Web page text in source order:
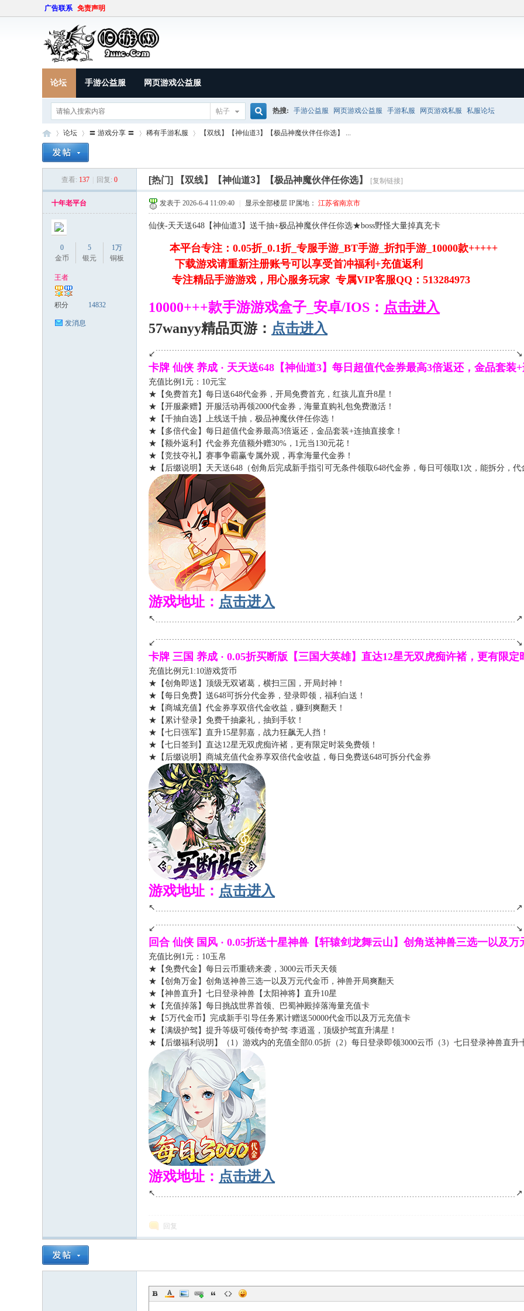
广告联系 免责声明
论坛 手游公益服 网页游戏公益服
帖子
搜
索
热搜: 手游公益服 网页游戏公益服 手游私服 网页游戏私服 私服论坛
论坛 〓 游戏分享 〓 稀有手游私服
›
【双线】【神仙道3】【极品神魔伙伴任你选】 ...
查看: 137 回复: 0 [热门] 【双线】【神仙道3】【极品神魔伙伴任你选】 [复制链接]
十年老平台
0
金币
5
银元
1万
铜板
王者
积分 14832
发消息
发表于 2026-6-4 11:09:40 显示全部楼层 IP属地： 江苏省南京市
仙侠-天天送648【神仙道3】送千抽+极品神魔伙伴任你选★boss野怪大量掉真充卡
本平台专注：0.05折_0.1折_专服手游_BT手游_折扣手游_10000款+++++
下载游戏请重新注册账号可以享受首冲福利+充值返利
专注精品手游游戏，用心服务玩家 专属VIP客服QQ：513284973
10000+++款手游游戏盒子_安卓/IOS： 点击进入
57wanyy精品页游： 点击进入
↙﹉﹉﹉﹉﹉﹉﹉﹉﹉﹉﹉﹉﹉﹉﹉﹉﹉﹉﹉﹉﹉﹉﹉﹉﹉﹉﹉﹉﹉﹉﹉﹉﹉﹉﹉﹉﹉﹉﹉﹉﹉﹉﹉﹉↘
卡牌 仙侠 养成 · 天天送648【神仙道3】每日超值代金券最高3倍返还，金品套装
充值比例1元：10元宝
★【免费首充】每日送648代金券，开局免费首充，红孩儿直升8星！
★【开服豪赠】开服活动再领2000代金券，海量直购礼包免费激活！
★【千抽自选】上线送千抽，极品神魔伙伴任你选！
★【多倍代金】每日超值代金券最高3倍返还，金品套装+连抽直接拿！
★【额外返利】代金券充值额外赠30%，1元当130元花！
★【竞技夺礼】赛事争霸赢专属外观，再拿海量代金券！
★【后缀说明】天天送648（创角后完成新手指引可无条件领取648代金券，每日可领取1次，能拆分，代
游戏地址： 点击进入
↖﹍﹍﹍﹍﹍﹍﹍﹍﹍﹍﹍﹍﹍﹍﹍﹍﹍﹍﹍﹍﹍﹍﹍﹍﹍﹍﹍﹍﹍﹍﹍﹍﹍﹍﹍﹍﹍﹍﹍﹍﹍﹍﹍﹍↗
↙﹉﹉﹉﹉﹉﹉﹉﹉﹉﹉﹉﹉﹉﹉﹉﹉﹉﹉﹉﹉﹉﹉﹉﹉﹉﹉﹉﹉﹉﹉﹉﹉﹉﹉﹉﹉﹉﹉﹉﹉﹉﹉﹉﹉↘
卡牌 三国 养成 · 0.05折买断版【三国大英雄】直达12星无双虎痴许褚，更有限定
充值比例元1:10游戏货币
★【创角即送】顶级无双诸葛，横扫三国，开局封神！
★【每日免费】送648可拆分代金券，登录即领，福利白送！
★【商城充值】代金券享双倍代金收益，赚到爽翻天！
★【累计登录】免费千抽豪礼，抽到手软！
★【七日强军】直升15星郭嘉，战力狂飙无人挡！
★【七日签到】直达12星无双虎痴许褚，更有限定时装免费领！
★【后缀说明】商城充值代金券享双倍代金收益，每日免费送648可拆分代金券
游戏地址： 点击进入
↖﹍﹍﹍﹍﹍﹍﹍﹍﹍﹍﹍﹍﹍﹍﹍﹍﹍﹍﹍﹍﹍﹍﹍﹍﹍﹍﹍﹍﹍﹍﹍﹍﹍﹍﹍﹍﹍﹍﹍﹍﹍﹍﹍﹍↗
↙﹉﹉﹉﹉﹉﹉﹉﹉﹉﹉﹉﹉﹉﹉﹉﹉﹉﹉﹉﹉﹉﹉﹉﹉﹉﹉﹉﹉﹉﹉﹉﹉﹉﹉﹉﹉﹉﹉﹉﹉﹉﹉﹉﹉↘
回合 仙侠 国风 · 0.05折送十星神兽【轩辕剑龙舞云山】创角送神兽三选一以及
充值比例1元：10玉帛
★【免费代金】每日云币重磅来袭，3000云币天天领
★【创角万金】创角送神兽三选一以及万元代金币，神兽开局爽翻天
★【神兽直升】七日登录神兽【太阳神将】直升10星
★【充值掉落】每日挑战世界首领、巴蜀神殿掉落海量充值卡
★【5万代金币】完成新手引导任务累计赠送50000代金币以及万元充值卡
★【满级护驾】提升等级可领传奇护驾·李逍遥，顶级护驾直升满星！
★【后缀福利说明】（1）游戏内的充值全部0.05折（2）每日登录即领3000云币（3）七日登录神兽直升
游戏地址： 点击进入
↖﹍﹍﹍﹍﹍﹍﹍﹍﹍﹍﹍﹍﹍﹍﹍﹍﹍﹍﹍﹍﹍﹍﹍﹍﹍﹍﹍﹍﹍﹍﹍﹍﹍﹍﹍﹍﹍﹍﹍﹍﹍﹍﹍﹍↗
回复